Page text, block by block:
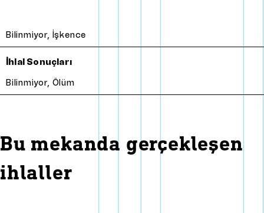
Bilinmiyor, İşkence
İhlal Sonuçları
Bilinmiyor, Ölüm
Bu mekanda gerçekleşen
ihlaller